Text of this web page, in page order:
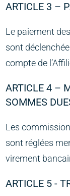
ARTICLE 3 –
Le paiement
sont
compte de
ARTICLE 4 –
SOMMES
Les
sont réglées
virement
ARTICLE 5 -